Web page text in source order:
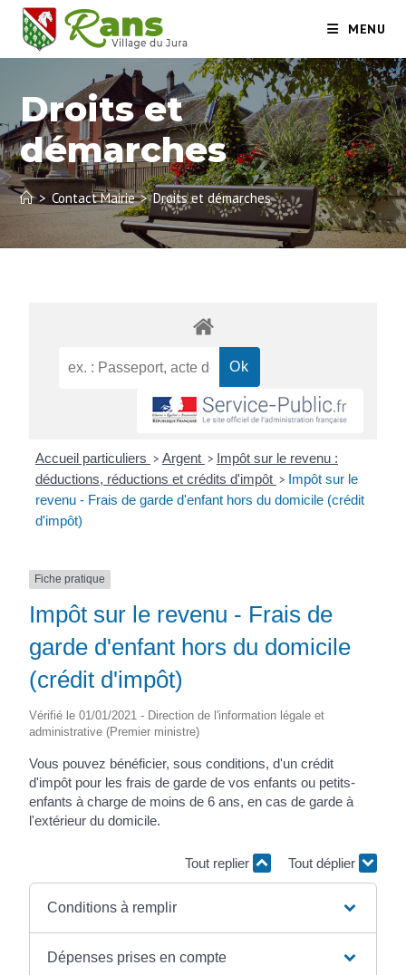
MENU
Droits et
démarches
> Contact Mairie > Droits et démarches
Accueil particuliers > Argent > Impôt sur le revenu :
déductions, réductions et crédits d'impôt > Impôt sur le
revenu - Frais de garde d'enfant hors du domicile (crédit
d'impôt)
Fiche pratique
Impôt sur le revenu - Frais de
garde d'enfant hors du domicile
(crédit d'impôt)
Vérifié le 01/01/2021 - Direction de l'information légale et
administrative (Premier ministre)
Vous pouvez bénéficier, sous conditions, d'un crédit
d'impôt pour les frais de garde de vos enfants ou petits-
enfants à charge de moins de 6 ans, en cas de garde à
l'extérieur du domicile.
Tout replier Tout déplier
Conditions à remplir
Dépenses prises en compte